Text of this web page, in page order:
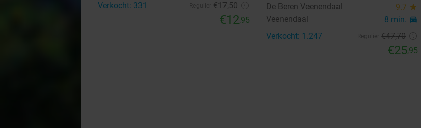
Verkocht: 331 €17,50
€12,95
De Beren Veenendaal
9.7 star
Veenendaal 8 min. directions_car
Verkocht: 1.247 €47,70
€25,95
24 25 26 27 30